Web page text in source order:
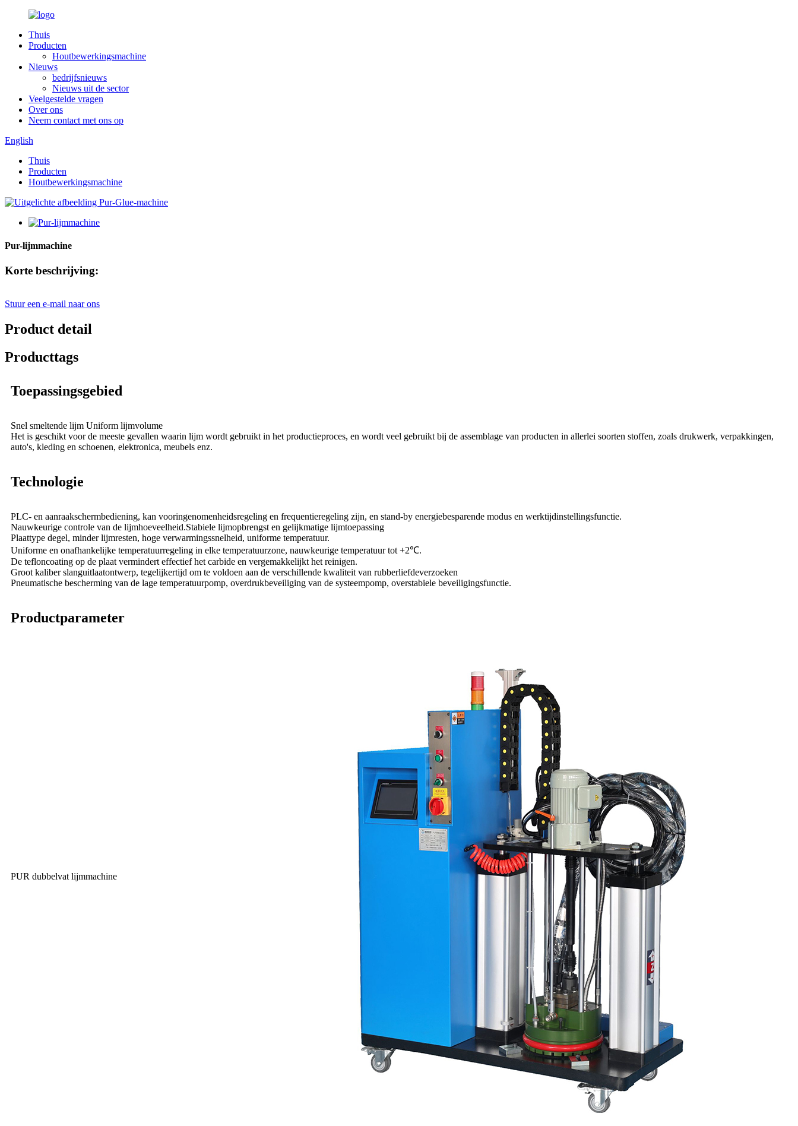
Thuis
Producten
Houtbewerkingsmachine
Nieuws
bedrijfsnieuws
Nieuws uit de sector
Veelgestelde vragen
Over ons
Neem contact met ons op
English
Thuis
Producten
Houtbewerkingsmachine
Pur-lijmmachine
Korte beschrijving:
Stuur een e-mail naar ons
Product detail
Producttags
Toepassingsgebied
Snel smeltende lijm Uniform lijmvolume
Het is geschikt voor de meeste gevallen waarin lijm wordt gebruikt in het productieproces, en wordt veel gebruikt bij de assemblage van producten in allerlei soorten stoffen, zoals drukwerk, verpakkingen,
auto's, kleding en schoenen, elektronica, meubels enz.
Technologie
PLC- en aanraakschermbediening, kan vooringenomenheidsregeling en frequentieregeling zijn, en stand-by energiebesparende modus en werktijdinstellingsfunctie.
Nauwkeurige controle van de lijmhoeveelheid.Stabiele lijmopbrengst en gelijkmatige lijmtoepassing
Plaattype degel, minder lijmresten, hoge verwarmingssnelheid, uniforme temperatuur.
Uniforme en onafhankelijke temperatuurregeling in elke temperatuurzone, nauwkeurige temperatuur tot +2℃.
De tefloncoating op de plaat vermindert effectief het carbide en vergemakkelijkt het reinigen.
Groot kaliber slanguitlaatontwerp, tegelijkertijd om te voldoen aan de verschillende kwaliteit van rubberliefdeverzoeken
Pneumatische bescherming van de lage temperatuurpomp, overdrukbeveiliging van de systeempomp, overstabiele beveiligingsfunctie.
Productparameter
PUR dubbelvat lijmmachine